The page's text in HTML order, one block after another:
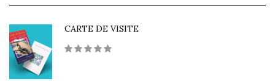
CARTE DE VISITE